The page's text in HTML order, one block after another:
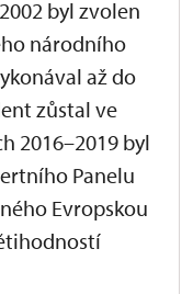
byl zvolen
národního
až do
zůstal ve
2016–2019 byl
Panelu
Evropskou